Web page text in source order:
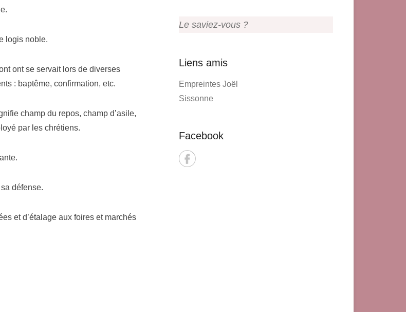
logis noble.
ont se servait lors de diverses
: baptême, confirmation, etc.
champ du repos, champ d’asile,
par les chrétiens.
défense.
et d’étalage aux foires et marchés
Le saviez-vous ?
Liens amis
Empreintes Joël
Sissonne
Facebook